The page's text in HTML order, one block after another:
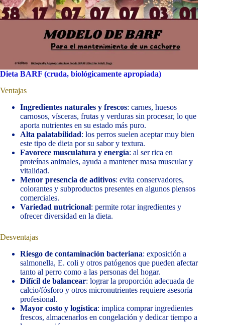
Dieta BARF (cruda, biológicamente apropiada)
Ventajas
Ingredientes naturales y frescos: carnes, huesos
carnosos, vísceras, frutas y verduras sin procesar, lo que
aporta nutrientes en su estado más puro.
Alta palatabilidad: los perros suelen aceptar muy bien
este tipo de dieta por su sabor y textura.
Favorece musculatura y energía: al ser rica en
proteínas animales, ayuda a mantener masa muscular y
vitalidad.
Menor presencia de aditivos: evita conservadores,
colorantes y subproductos presentes en algunos piensos
comerciales.
Variedad nutricional: permite rotar ingredientes y
ofrecer diversidad en la dieta.
Desventajas
Riesgo de contaminación bacteriana: exposición a
salmonella, E. coli y otros patógenos que pueden afectar
tanto al perro como a las personas del hogar.
Difícil de balancear: lograr la proporción adecuada de
calcio/fósforo y otros micronutrientes requiere asesoría
profesional.
Mayor costo y logística: implica comprar ingredientes
frescos, almacenarlos en congelación y dedicar tiempo a